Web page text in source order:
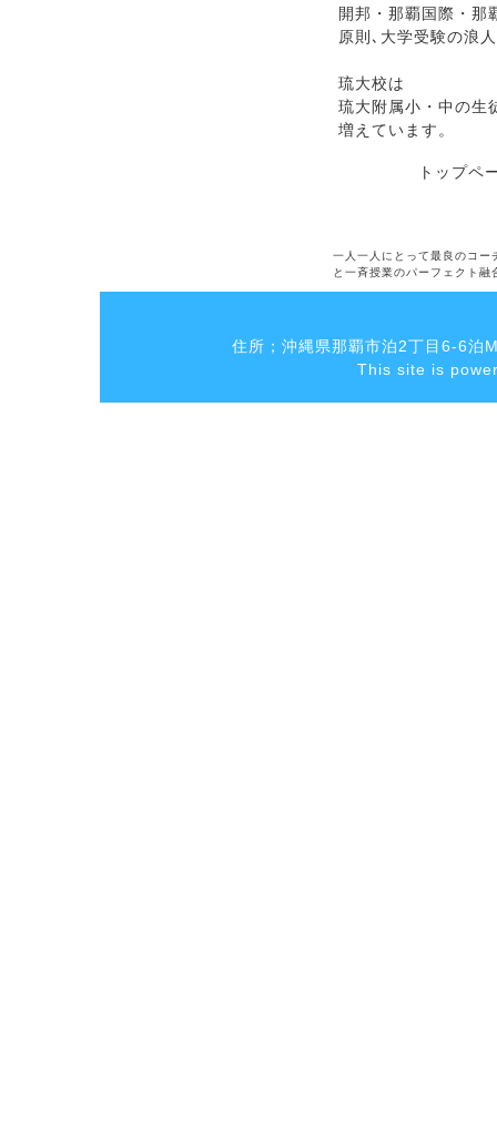
開邦・那覇国際・那
原則､大学受験の浪
琉大校は
琉大附属小・中の生
増えています。
トップペ
一人一人にとって最良のコー
と一斉授業のパーフェクト
住所；沖縄県那覇市泊2丁目6-6
This site is